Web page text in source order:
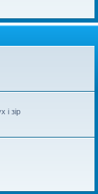
зір